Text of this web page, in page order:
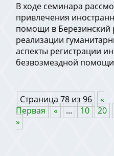
В ходе семинара
привлечения
помощи в Березинский
реализации
аспекты регистрации
безвозмездной
Страница 78 из 96
«
Первая
« ... 10 20
»